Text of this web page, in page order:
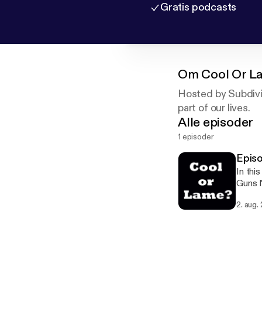
Gratis podcasts
Om Cool Or
Hosted by
part of our lives.
Alle episoder
1 episoder
In
Guns N Roses. The song Civil War
2. aug.